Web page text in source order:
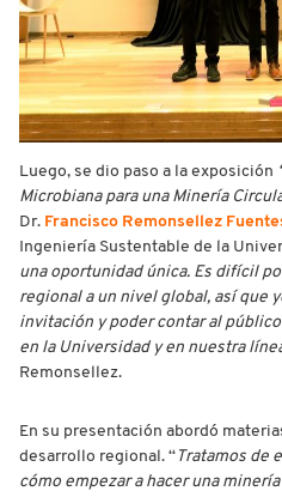
Luego, se dio paso a la exposición
Microbiana para una Minería
Dr. Francisco Remonsellez
Ingeniería Sustentable de la
una oportunidad única. Es difícil
regional a un nivel global, así que
invitación y poder contar al
en la Universidad y en nuestra
Remonsellez.
En su presentación abordó
desarrollo regional. “ Tratamos de
cómo empezar a hacer una